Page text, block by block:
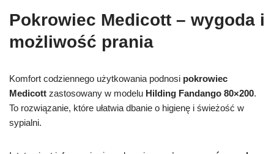
Pokrowiec Medicott – wygoda i
możliwość prania
Komfort codziennego użytkowania podnosi pokrowiec
Medicott zastosowany w modelu Hilding Fandango 80×200.
To rozwiązanie, które ułatwia dbanie o higienę i świeżość w
sypialni.